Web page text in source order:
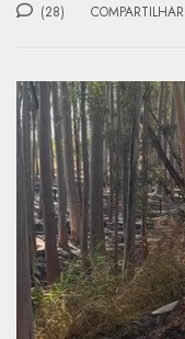
(28) COMPARTILHAR